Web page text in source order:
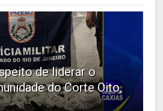
de liderar o
do Corte Oito,